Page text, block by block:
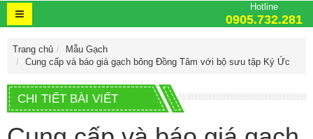
Hotline
0905.732.281
Trang chủ
Mẫu Gạch
Cung cấp và báo giá gạch bông Đồng Tâm với bộ sưu tập Ký Ức
CHI TIẾT BÀI VIẾT